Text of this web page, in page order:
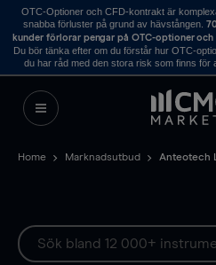
OTC-Optioner och CFD-kontrakt är
snabba förluster på grund av hävstången.
kunder förlorar pengar på OTC-optioner
Du bör tänka efter om du förstår hur OTC-
du har råd med den stora risk som finns för
Home Marknadsutbud Anteotech